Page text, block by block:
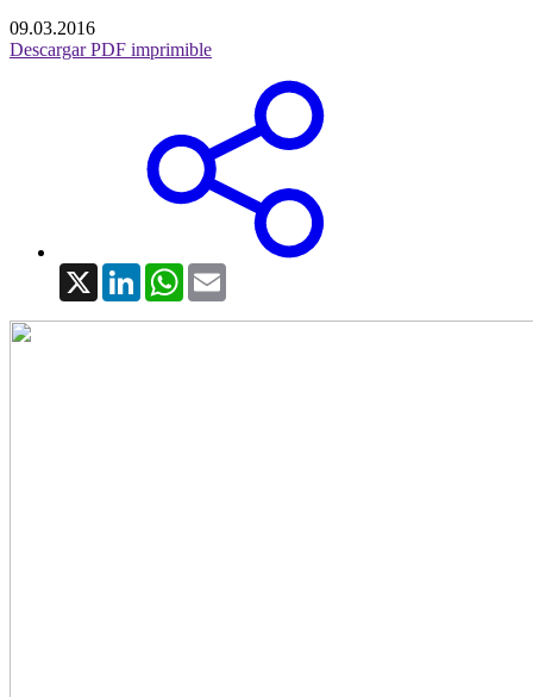
09.03.2016
Descargar PDF imprimible
X LinkedInWhatsApp